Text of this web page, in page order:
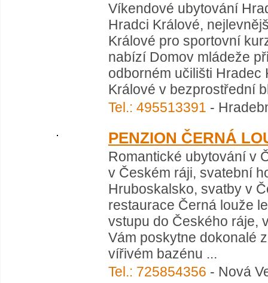
Víkendové ubytování
Hradci Králové,
Králové pro sportovní
nabízí Domov mládeže
odborném učilišti
Králové v bezprostřední
Tel.: 495513391 -
PENZION ČERNÁ
Romantické ubytování v
v Českém ráji, svatební
Hruboskalsko, svatby v
restaurace Černá louže
vstupu do Českého ráje,
Vám poskytne dokonalé
vířivém bazénu ...
Tel.: 725854356 - Nová